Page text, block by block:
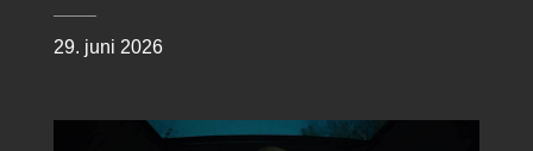
29. juni 2026